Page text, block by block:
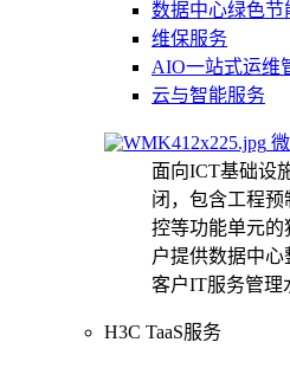
数据中心绿色节
维保服务
AIO一站式运维
云与智能服务
面向ICT基础设
闭，包含工程
控等功能单元
户提供数据中
客户IT服务管理
H3C TaaS服务